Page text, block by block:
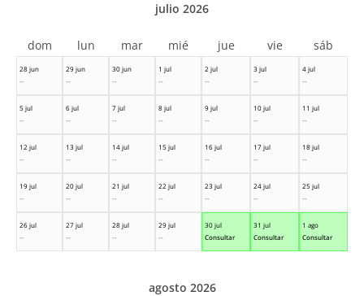
28 jun
--
29 jun
--
30 jun
--
1 jul
--
2 jul
--
3 jul
--
4 jul
--
5 jul
--
6 jul
--
7 jul
--
8 jul
--
9 jul
--
10 jul
--
11 jul
--
12 jul
--
13 jul
--
14 jul
--
15 jul
--
16 jul
--
17 jul
--
18 jul
--
19 jul
--
20 jul
--
21 jul
--
22 jul
--
23 jul
--
24 jul
--
25 jul
--
26 jul
--
27 jul
--
28 jul
--
29 jul
--
30 jul
Consultar
31 jul
Consultar
1 ago
Consultar
julio 2026
dom lun mar mié jue vie sáb
agosto 2026